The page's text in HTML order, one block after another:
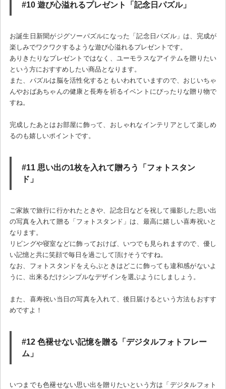
#10 遊び心溢れるプレゼント「記念日パズル」
お誕生日新聞がジグソーパズルになった「記念日パズル」は、完成が
楽しみでワクワクするような遊び心溢れるプレゼントです。
ありきたりなプレゼントではなく、ユーモラスなアイテムを贈りたい
という方におすすめしたい商品となります。
また、パズルは脳を活性化するともいわれていますので、おじいちゃ
んやおばあちゃんの健康と長寿を祈るイベントにぴったりな贈り物で
すね。
完成したあとはお部屋に飾って、おしゃれなインテリアとして楽しめ
るのも嬉しいポイントです。
#11 思い出の1枚を入れて贈ろう「フォトスタン
ド」
ご家族で旅行に行かれたときや、記念日などを祝して撮影した思い出
の写真を入れて贈る「フォトスタンド」は、最高に嬉しい喜寿祝いと
なります。
リビングや寝室などに飾っておけば、いつでも見られますので、優し
い記憶と共に笑顔で毎日を過ごして頂けそうですね。
なお、フォトスタンドをえらぶときはどこに飾っても違和感がないよ
うに、出来るだけシンプルなデザインを選ぶようにしましょう。
また、喜寿祝い当日の写真を入れて、後日届けるという方法もおすす
めですよ！
#12 色褪せない記憶を贈る「デジタルフォトフレー
ム」
いつまでも色褪せない思い出を贈りたいという方は「デジタルフォト